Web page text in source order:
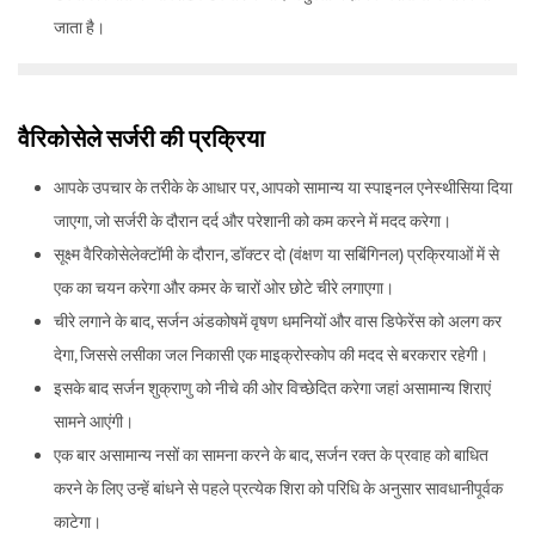
जाता है।
वैरिकोसेले सर्जरी की प्रक्रिया
आपके उपचार के तरीके के आधार पर, आपको सामान्य या स्पाइनल एनेस्थीसिया दिया
जाएगा, जो सर्जरी के दौरान दर्द और परेशानी को कम करने में मदद करेगा।
सूक्ष्म वैरिकोसेलेक्टॉमी के दौरान, डॉक्टर दो (वंक्षण या सबिंगिनल) प्रक्रियाओं में से
एक का चयन करेगा और कमर के चारों ओर छोटे चीरे लगाएगा।
चीरे लगाने के बाद, सर्जन अंडकोषमें वृषण धमनियों और वास डिफेरेंस को अलग कर
देगा, जिससे लसीका जल निकासी एक माइक्रोस्कोप की मदद से बरकरार रहेगी।
इसके बाद सर्जन शुक्राणु को नीचे की ओर विच्छेदित करेगा जहां असामान्य शिराएं
सामने आएंगी।
एक बार असामान्य नसों का सामना करने के बाद, सर्जन रक्त के प्रवाह को बाधित
करने के लिए उन्हें बांधने से पहले प्रत्येक शिरा को परिधि के अनुसार सावधानीपूर्वक
काटेगा।